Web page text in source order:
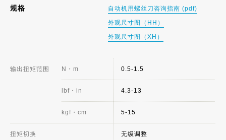
规格
自动机用螺丝刀咨询指南 (pdf)
外观尺寸图（HH）
外观尺寸图（XH）
输出扭矩范围 N・m
lbf・in
kgf・cm
扭矩切换
0.5-1.5
4.3-13
5-15
无级调整